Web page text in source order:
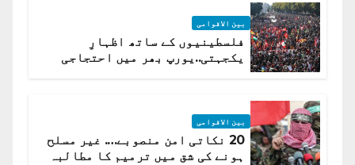
بین الاقوامی
فلسطینیوں کے ساتھ اظہارِ
یکجہتی..یورپ بھر میں احتجاجی
بین الاقوامی
20 نکاتی امن منصوبے…. غیر مسلح
ہونے کی شق میں ترمیم کا مطالبہ